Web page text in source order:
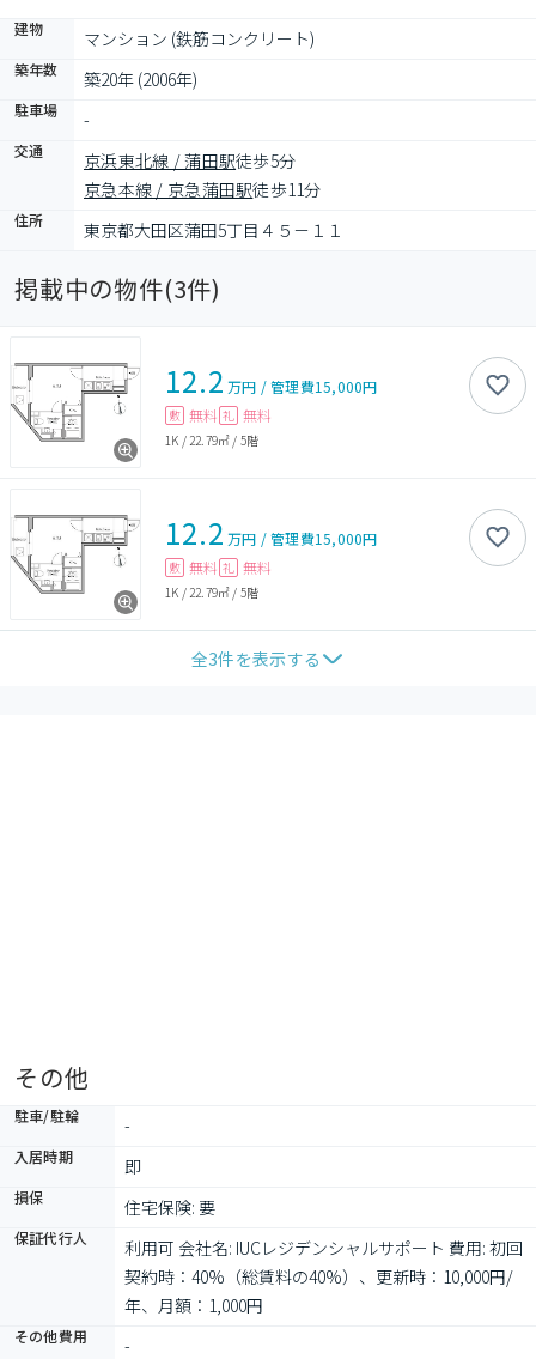
建物 マンション (鉄筋コンクリート)
築年数 築20年 (2006年)
駐車場 -
交通 京浜東北線 / 蒲田駅徒歩5分
京急本線 / 京急蒲田駅徒歩11分
住所 東京都大田区蒲田5丁目４５－１１
掲載中の物件(3件)
12.2 万円 /管理費15,000円
敷 無料 礼 無料
1K / 22.79㎡ / 5階
12.2 万円 /管理費15,000円
敷 無料 礼 無料
1K / 22.79㎡ / 5階
全3件を表示する
その他
駐車/駐輪 -
入居時期 即
損保 住宅保険: 要
保証代行人
利用可 会社名: IUCレジデンシャルサポート 費用: 初回
契約時：40%（総賃料の40%）、更新時：10,000円/
年、月額：1,000円
その他費用 -